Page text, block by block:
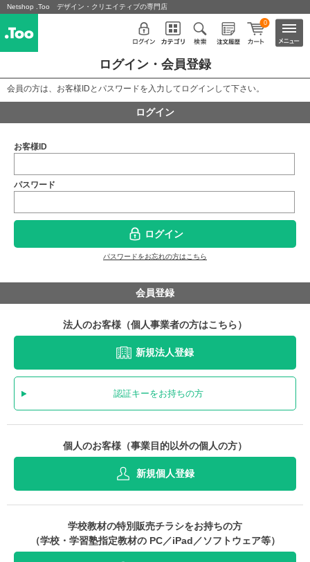
Netshop .Too デザイン・クリエイティブの専門店
0
ログイン・会員登録
会員の方は、お客様IDとパスワードを入力してログインして下さい。
ログイン
お客様ID
パスワード
ログイン
パスワードをお忘れの方はこちら
会員登録
法人のお客様（個人事業者の方はこちら）
新規法人登録
認証キーをお持ちの方
個人のお客様（事業目的以外の個人の方）
新規個人登録
学校教材の特別販売チラシをお持ちの方
（学校・学習塾指定教材の PC／iPad／ソフトウェア等）